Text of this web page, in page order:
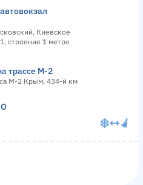
Киевское
строение 1 метро
трассе М-2
М-2 Крым, 434-й км